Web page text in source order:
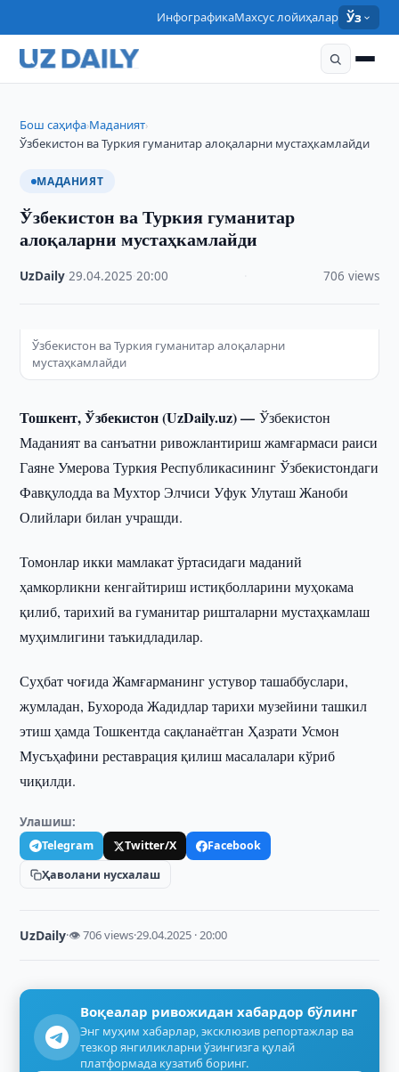
ИнфографикаМахсус лойиҳалар Ўз
Бош саҳифа›Маданият›
Ўзбекистон ва Туркия гуманитар алоқаларни мустаҳкамлайди
МАДАНИЯТ
Ўзбекистон ва Туркия гуманитар
алоқаларни мустаҳкамлайди
UzDaily ·29.04.2025 ·20:00 706 views
Ўзбекистон ва Туркия гуманитар алоқаларни
мустаҳкамлайди
Тошкент, Ўзбекистон (UzDaily.uz) —Ўзбекистон
Маданият ва санъатни ривожлантириш жамғармаси раиси
Гаяне Умерова Туркия Республикасининг Ўзбекистондаги
Фавқулодда ва Мухтор Элчиси Уфук Улуташ Жаноби
Олийлари билан учрашди.
Томонлар икки мамлакат ўртасидаги маданий
ҳамкорликни кенгайтириш истиқболларини муҳокама
қилиб, тарихий ва гуманитар ришталарни мустаҳкамлаш
муҳимлигини таъкидладилар.
Суҳбат чоғида Жамғарманинг устувор ташаббуслари,
жумладан, Бухорода Жадидлар тарихи музейини ташкил
этиш ҳамда Тошкентда сақланаётган Ҳазрати Усмон
Мусъҳафини реставрация қилиш масалалари кўриб
чиқилди.
Улашиш:
Telegram Twitter/X
Facebook
Ҳаволани нусхалаш
UzDaily·👁 706 views·29.04.2025 · 20:00
Воқеалар ривожидан хабардор бўлинг
Энг муҳим хабарлар, эксклюзив репортажлар ва
тезкор янгиликларни ўзингизга қулай
платформада кузатиб боринг.